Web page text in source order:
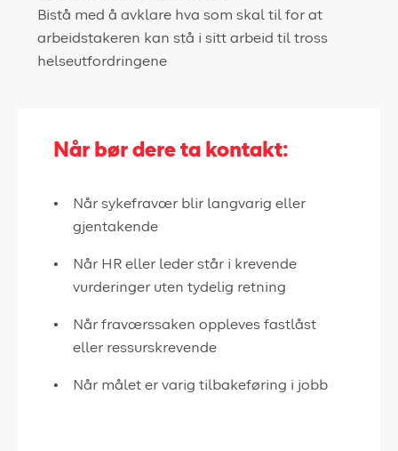
Bistå med å avklare hva som skal til for at
arbeidstakeren kan stå i sitt arbeid til tross
helseutfordringene
Når bør dere ta kontakt:
Når sykefravær blir langvarig eller
gjentakende
Når HR eller leder står i krevende
vurderinger uten tydelig retning
Når fraværssaken oppleves fastlåst
eller ressurskrevende
Når målet er varig tilbakeføring i jobb